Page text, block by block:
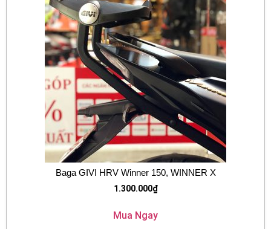
Baga GIVI HRV Winner 150, WINNER X
1.300.000₫
Mua Ngay